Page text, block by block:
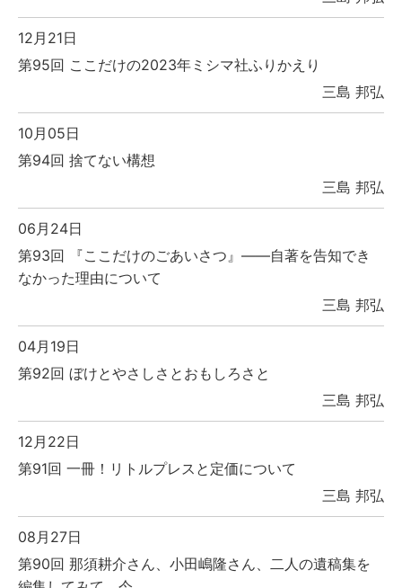
12月21日
第95回 ここだけの2023年ミシマ社ふりかえり
三島 邦弘
10月05日
第94回 捨てない構想
三島 邦弘
06月24日
第93回 『ここだけのごあいさつ』――自著を告知でき
なかった理由について
三島 邦弘
04月19日
第92回 ぼけとやさしさとおもしろさと
三島 邦弘
12月22日
第91回 一冊！リトルプレスと定価について
三島 邦弘
08月27日
第90回 那須耕介さん、小田嶋隆さん、二人の遺稿集を